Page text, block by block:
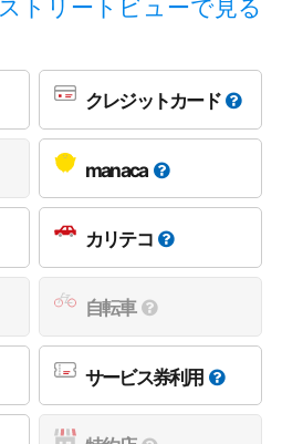
ストリートビューで見る
クレジットカード
manaca
カリテコ
自転車
サービス券利用